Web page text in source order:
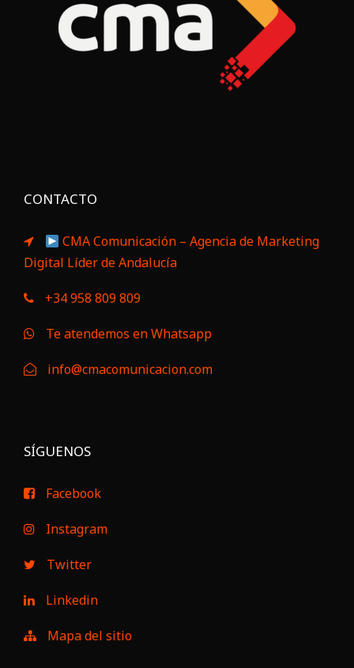
CONTACTO
CMA Comunicación – Agencia de Marketing
Digital Líder de Andalucía
+34 958 809 809
Te atendemos en Whatsapp
info@cmacomunicacion.com
SÍGUENOS
Facebook
Instagram
Twitter
Linkedin
Mapa del sitio